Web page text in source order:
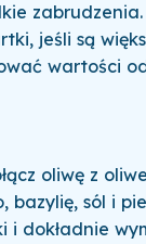
jeśli są
wartości
oliwę z
bazylię, sól i
i dokładnie